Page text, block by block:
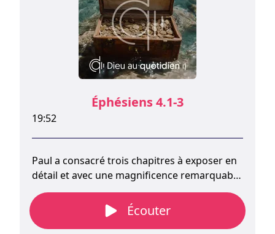
Éphésiens 4.1-3
19:52
Paul a consacré trois chapitres à exposer en
détail et avec une magnificence remarquable
tout ce que Dieu a accompli pour nous,
gratuitement par sa grâce. Il nous appelle
maintenant à vivre selon la droiture, mais
Écouter